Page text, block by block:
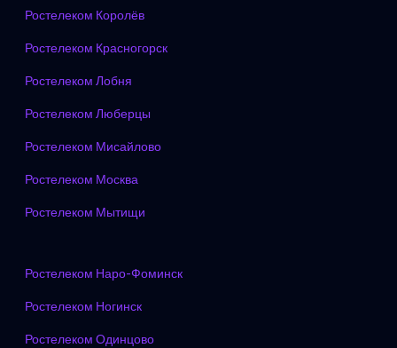
Ростелеком Королёв
Ростелеком Красногорск
Ростелеком Лобня
Ростелеком Люберцы
Ростелеком Мисайлово
Ростелеком Москва
Ростелеком Мытищи
Ростелеком Наро-Фоминск
Ростелеком Ногинск
Ростелеком Одинцово